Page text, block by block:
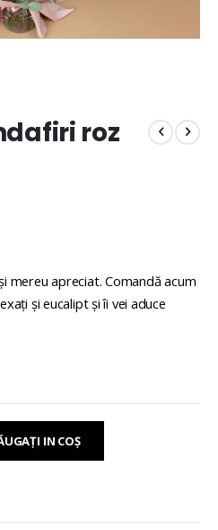
roz
mereu apreciat. Comandă acum
și eucalipt și îi vei aduce
IN COȘ